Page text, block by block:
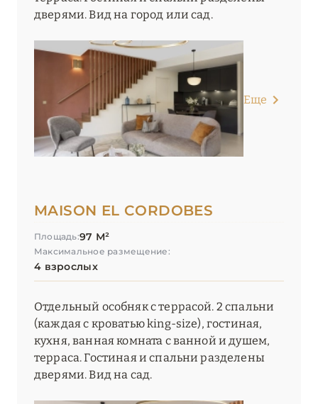
дверями. Вид на город или сад.
Еще
MAISON EL CORDOBES
Площадь:97 М²
Максимальное размещение:
4 взрослых
Отдельный особняк с террасой. 2 спальни
(каждая с кроватью king-size), гостиная,
кухня, ванная комната с ванной и душем,
терраса. Гостиная и спальни разделены
дверями. Вид на сад.